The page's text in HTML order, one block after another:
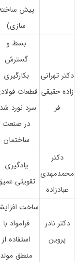
پیش
سازی)
دکتر تهرانی
زاده حقیقی
فر
بسط و
گسترش
بکارگیری
قطعات
سرد نورد
در صنعت
ساختمان
دکتر
محمدمهدی
عبادزاده
یادگیری
تقویتی
دکتر نادر
پروین
ساخت
فرامواد با
استفاده از
منطق مولد